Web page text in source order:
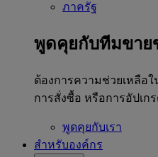
ภาครัฐ
พูดคุยกับทีมขาย
ต้องการความช่วยเหลือ
การสั่งซื้อ หรือการอัปเ
พูดคุยกับเรา
สำหรับองค์กร